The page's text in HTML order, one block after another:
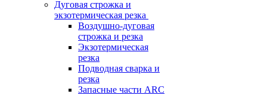
Дуговая строжка и
экзотермическая резка
Воздушно-дуговая
строжка и резка
Экзотермическая
резка
Подводная сварка и
резка
Запасные части ARC